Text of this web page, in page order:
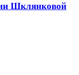
Шклянковой